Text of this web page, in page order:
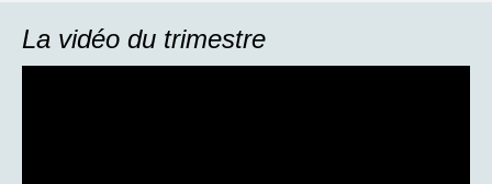
La vidéo du trimestre